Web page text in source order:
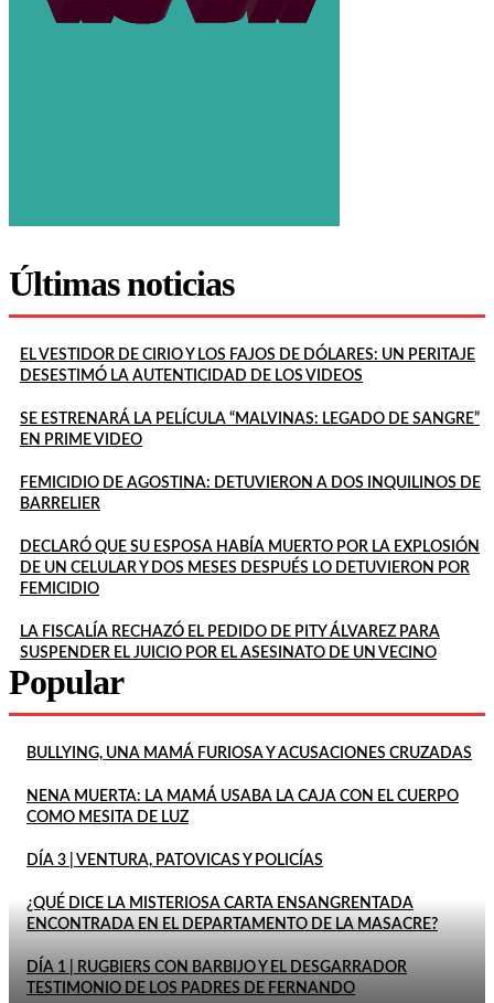
Últimas noticias
EL VESTIDOR DE CIRIO Y LOS FAJOS DE DÓLARES: UN PERITAJE
DESESTIMÓ LA AUTENTICIDAD DE LOS VIDEOS
SE ESTRENARÁ LA PELÍCULA “MALVINAS: LEGADO DE SANGRE”
EN PRIME VIDEO
FEMICIDIO DE AGOSTINA: DETUVIERON A DOS INQUILINOS DE
BARRELIER
DECLARÓ QUE SU ESPOSA HABÍA MUERTO POR LA EXPLOSIÓN
DE UN CELULAR Y DOS MESES DESPUÉS LO DETUVIERON POR
FEMICIDIO
LA FISCALÍA RECHAZÓ EL PEDIDO DE PITY ÁLVAREZ PARA
SUSPENDER EL JUICIO POR EL ASESINATO DE UN VECINO
Popular
BULLYING, UNA MAMÁ FURIOSA Y ACUSACIONES CRUZADAS
NENA MUERTA: LA MAMÁ USABA LA CAJA CON EL CUERPO
COMO MESITA DE LUZ
DÍA 3 | VENTURA, PATOVICAS Y POLICÍAS
¿QUÉ DICE LA MISTERIOSA CARTA ENSANGRENTADA
ENCONTRADA EN EL DEPARTAMENTO DE LA MASACRE?
DÍA 1 | RUGBIERS CON BARBIJO Y EL DESGARRADOR
TESTIMONIO DE LOS PADRES DE FERNANDO